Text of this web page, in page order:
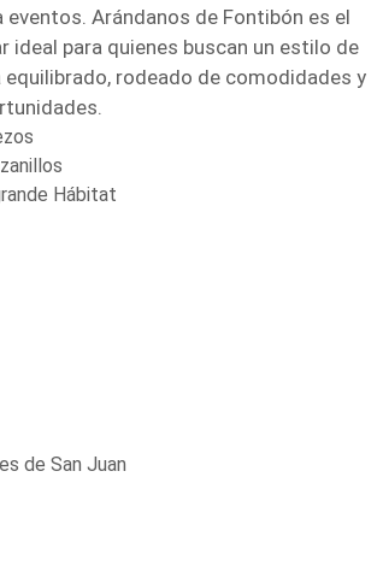
eventos. Arándanos de Fontibón es el
ideal para quienes buscan un estilo de
equilibrado, rodeado de comodidades y
Hábitat
de San Juan